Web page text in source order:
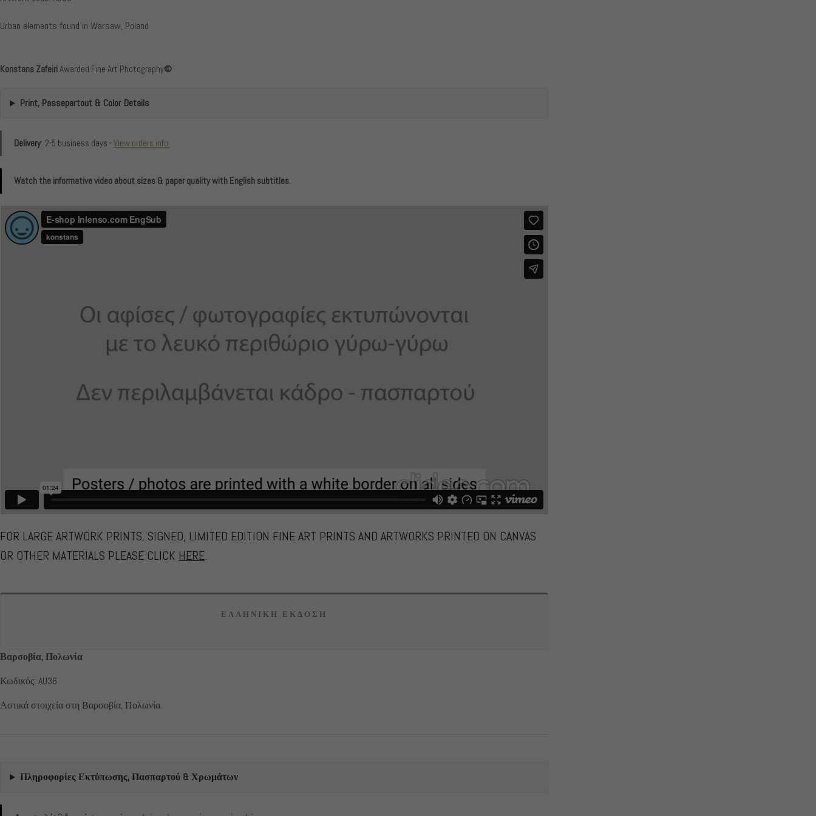
Urban elements found in Warsaw, Poland
Konstans ZafeiriAwarded Fine Art Photography©
Print, Passepartout & Color Details
Delivery: 2-5 business days -View orders info.
Watch the informative video about sizes & paper quality with English subtitles.
FOR LARGE ARTWORK PRINTS, SIGNED, LIMITED EDITION FINE ART PRINTS AND ARTWORKS PRINTED ON CANVAS
OR OTHER MATERIALS PLEASE CLICK HERE.
ΕΛΛΗΝΙΚΗ ΕΚΔΟΣΗ
Βαρσοβία, Πολωνία
Κωδικός: AU36
Αστικά στοιχεία στη Βαρσοβία, Πολωνία.
Πληροφορίες Εκτύπωσης, Πασπαρτού & Χρωμάτων